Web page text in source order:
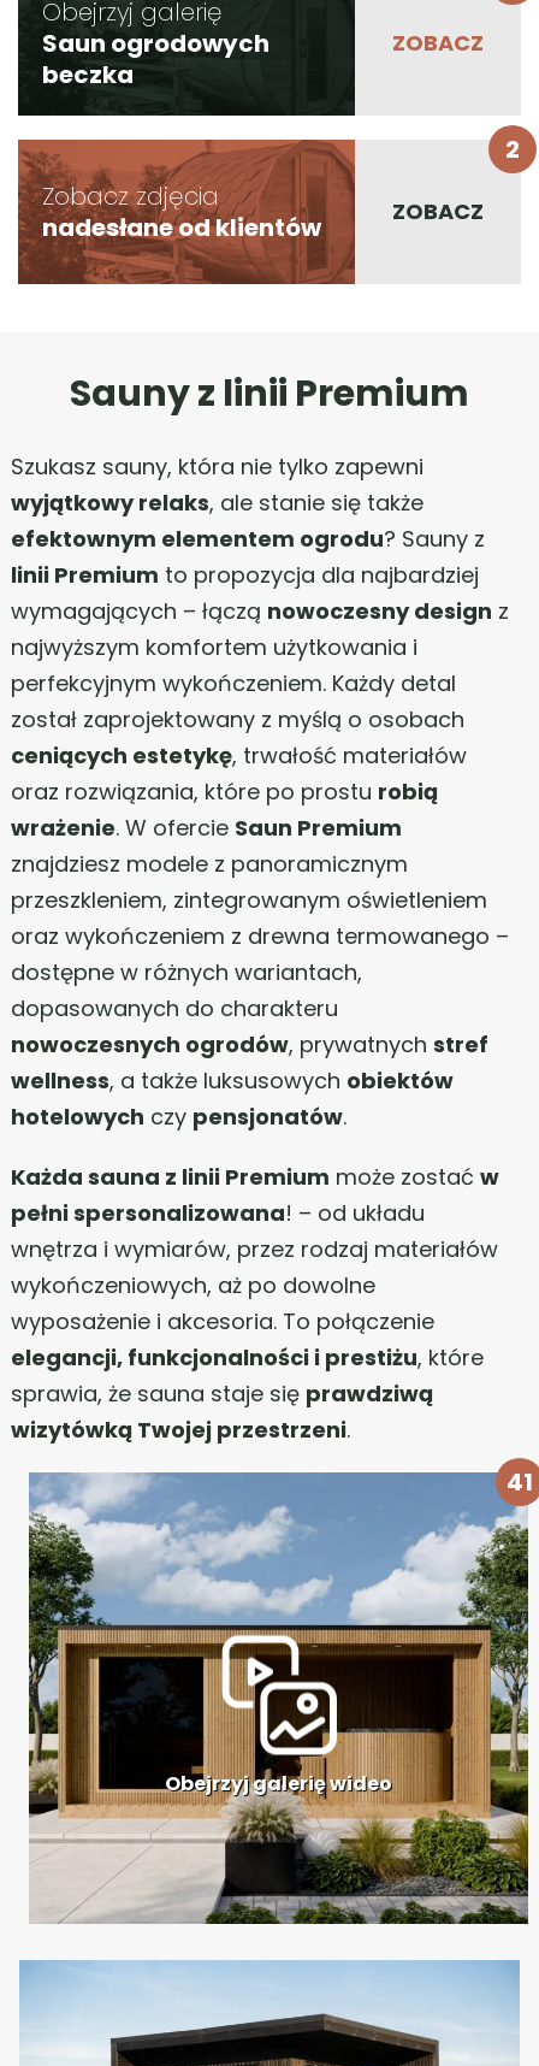
Obejrzyj galerię
Saun ogrodowych
beczka
Zobacz zdjęcia
nadesłane od klientów
2
Sauny z linii Premium
Szukasz sauny, która nie tylko zapewni
wyjątkowy relaks, ale stanie się także
efektownym elementem ogrodu? Sauny z
linii Premium to propozycja dla najbardziej
wymagających – łączą nowoczesny design z
najwyższym komfortem użytkowania i
perfekcyjnym wykończeniem. Każdy detal
został zaprojektowany z myślą o osobach
ceniących estetykę, trwałość materiałów
oraz rozwiązania, które po prostu robią
wrażenie. W ofercie Saun Premium
znajdziesz modele z panoramicznym
przeszkleniem, zintegrowanym oświetleniem
oraz wykończeniem z drewna termowanego –
dostępne w różnych wariantach,
dopasowanych do charakteru
nowoczesnych ogrodów, prywatnych stref
wellness, a także luksusowych obiektów
hotelowych czy pensjonatów.
Każda sauna z linii Premium może zostać w
pełni spersonalizowana! – od układu
wnętrza i wymiarów, przez rodzaj materiałów
wykończeniowych, aż po dowolne
wyposażenie i akcesoria. To połączenie
elegancji, funkcjonalności i prestiżu, które
sprawia, że sauna staje się prawdziwą
wizytówką Twojej przestrzeni.
41